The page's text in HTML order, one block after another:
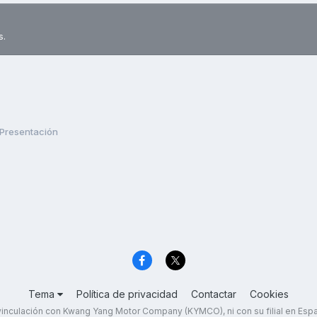
Presentación
Tema Política de privacidad Contactar Cookies
con Kwang Yang Motor Company (KYMCO), ni con su filial en